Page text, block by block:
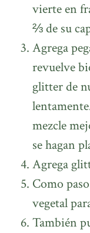
vierte en
⅔ de su
Agrega
revuelve
glitter de
mezcle
se hagan
Agrega
Como
vegetal
También